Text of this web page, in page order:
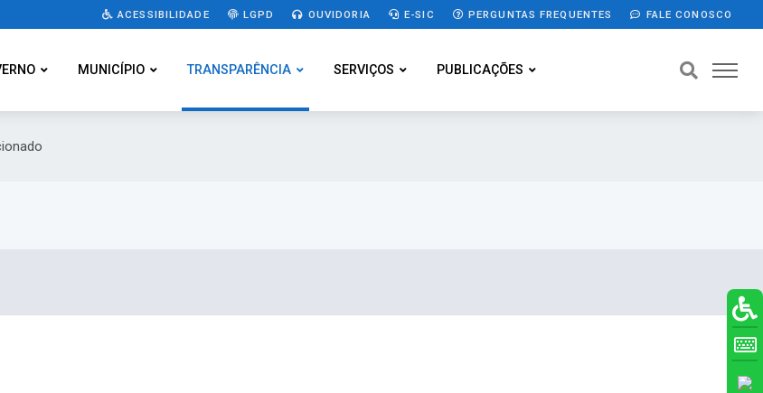
ACESSIBILIDADE LGPD OUVIDORIA E-SIC PERGUNTAS FREQUENTES FALE CONOSCO
MUNICÍPIO TRANSPARÊNCIA SERVIÇOS PUBLICAÇÕES